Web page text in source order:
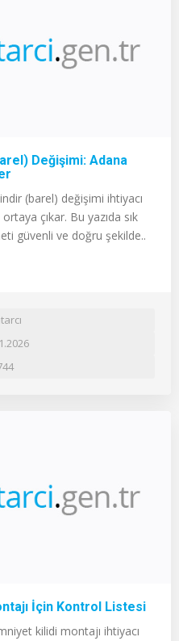
Değişimi: Adana
(barel) değişimi ihtiyacı
çıkar. Bu yazıda sık
güvenli ve doğru şekilde..
İçin Kontrol Listesi
kilidi montajı ihtiyacı